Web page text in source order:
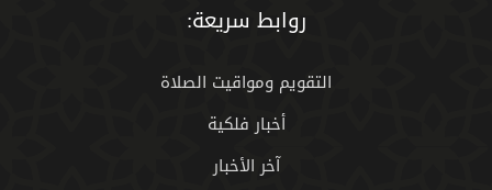
روابط سريعة:
التقويم ومواقيت الصلاة
أخبار فلكية
آخر الأخبار